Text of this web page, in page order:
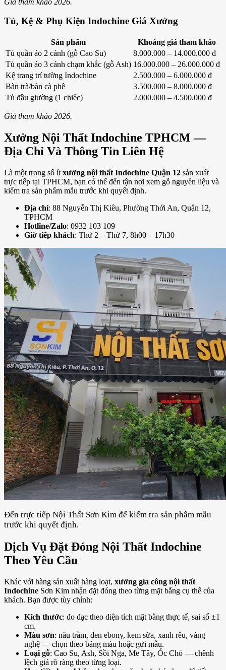
Tủ, Kệ & Phụ Kiện Indochine Giá Xưởng
Sản phẩm
Khoảng giá tham khảo
Tủ quần áo 2 cánh (gỗ Cao Su)
8.000.000 – 14.000.000 đ
Tủ quần áo 3 cánh chạm khắc (gỗ Ash) 16.000.000 – 26.000.000 đ
Kệ trang trí tường Indochine
2.500.000 – 6.000.000 đ
Bàn trà/bàn cà phê
3.500.000 – 8.000.000 đ
Tủ đầu giường (1 chiếc)
2.000.000 – 4.500.000 đ
Giá tham khảo 2026.
Xưởng Nội Thất Indochine TPHCM —
Địa Chỉ Và Thông Tin Liên Hệ
Là một trong số ít xưởng nội thất Indochine Quận 12 sản xuất
trực tiếp tại TPHCM, bạn có thể đến tận nơi xem gỗ nguyên liệu và
kiểm tra sản phẩm mẫu trước khi quyết định.
Địa chỉ: 88 Nguyễn Thị Kiêu, Phường Thới An, Quận 12,
TPHCM
Hotline/Zalo: 0932 103 109
Giờ tiếp khách: Thứ 2 – Thứ 7, 8h00 – 17h30
Đến trực tiếp Nội Thất Sơn Kim để kiểm tra sản phẩm mẫu
trước khi quyết định.
Dịch Vụ Đặt Đóng Nội Thất Indochine
Theo Yêu Cầu
Khác với hàng sản xuất hàng loạt, xưởng gia công nội thất
Indochine Sơn Kim nhận đặt đóng theo từng mặt bằng cụ thể của
khách. Bạn được tùy chỉnh:
Kích thước: đo đạc theo diện tích mặt bằng thực tế, sai số ±1
cm.
Màu sơn: nâu trầm, đen ebony, kem sữa, xanh rêu, vàng
nghệ — chọn theo bảng màu hoặc gửi mẫu.
Loại gỗ: Cao Su, Ash, Sồi Nga, Me Tây, Óc Chó — chênh
lệch giá rõ ràng theo từng loại.